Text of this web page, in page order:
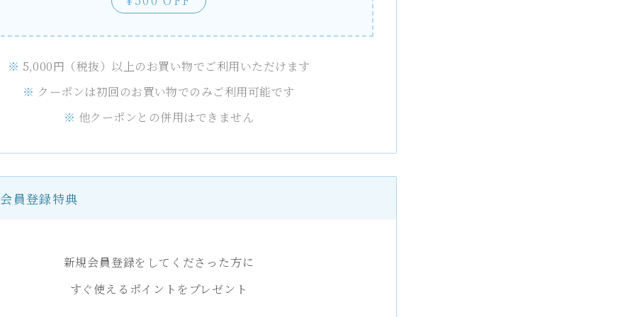
5,000円（税抜）以上のお買い物でご利用いただけます
クーポンは初回のお買い物でのみご利用可能です
他クーポンとの併用はできません
員登録特典
新規会員登録をしてくださった方に
すぐ使えるポイントをプレゼント